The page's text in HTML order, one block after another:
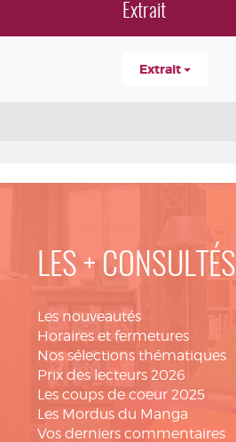
Extrait
Extrait
LES + CONSULTÉS
Les nouveautés
Horaires et fermetures
Nos sélections thématiques
Prix des lecteurs 2026
Les coups de coeur 2025
Les Mordus du Manga
Vos derniers commentaires